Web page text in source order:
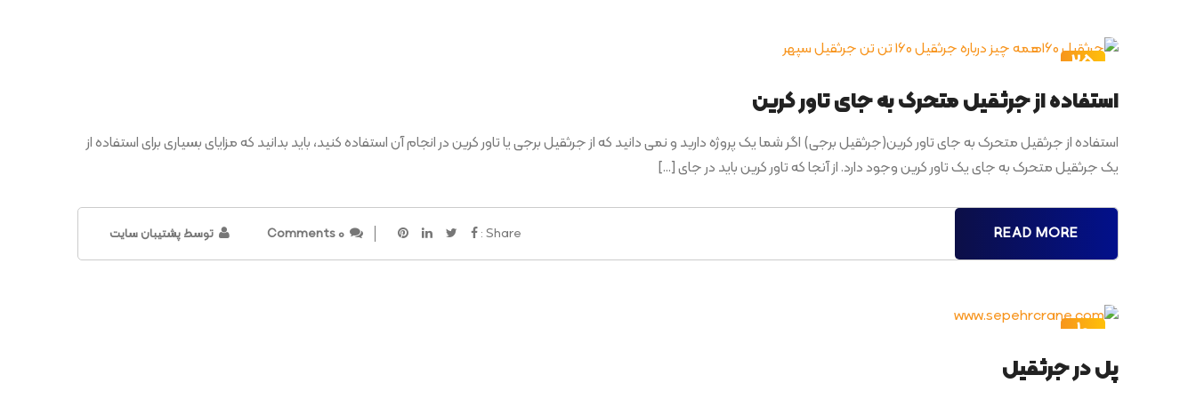
25
اردیبهشت
استفاده از جرثقیل متحرک به جای تاور کرین
استفاده از جرثقیل متحرک به جای تاور کرین(جرثقیل برجی) اگر شما یک پروژه دارید و نمی دانید که از جرثقیل برجی یا تاور کرین در انجام آن استفاده کنید، باید بدانید که مزایای بسیاری برای استفاده از
یک جرثقیل متحرک به جای یک تاور کرین وجود دارد. از آنجا که تاور کرین باید در جای […]
READ MORE
0 Comments توسط پشتیبان سایت Share :
10
پل در جرثقیل